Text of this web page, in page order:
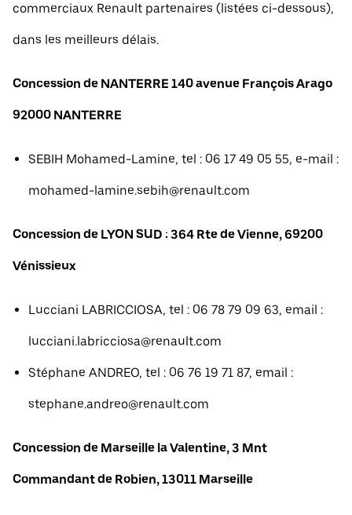
commerciaux Renault partenaires (listées ci-dessous),
dans les meilleurs délais.
Concession de NANTERRE 140 avenue François Arago
92000 NANTERRE
SEBIH Mohamed-Lamine, tel : 06 17 49 05 55, e-mail :
mohamed-lamine.sebih@renault.com
Concession de LYON SUD : 364 Rte de Vienne, 69200
Vénissieux
Lucciani LABRICCIOSA, tel : 06 78 79 09 63, email :
lucciani.labricciosa@renault.com
Stéphane ANDREO, tel : 06 76 19 71 87, email :
stephane.andreo@renault.com
Concession de Marseille la Valentine, 3 Mnt
Commandant de Robien, 13011 Marseille